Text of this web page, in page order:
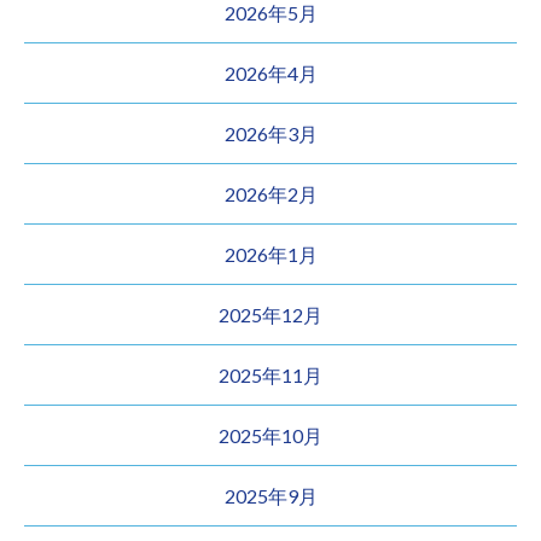
2026年5月
2026年4月
2026年3月
2026年2月
2026年1月
2025年12月
2025年11月
2025年10月
2025年9月